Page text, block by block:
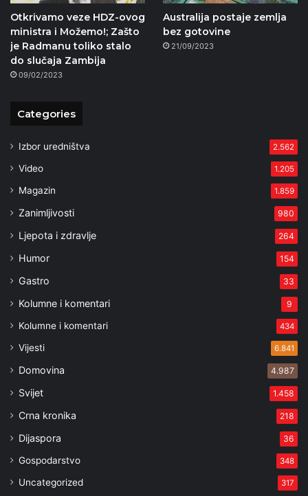
Otkrivamo veze HDZ-ovog
ministra i Možemo!; Zašto
je Radmanu toliko stalo
do slučaja Zambija
09/02/2023
Australija postaje zemlja
bez gotovine
21/09/2023
Categories
Izbor uredništva 2.562
Video 1.205
Magazin 1.859
Zanimljivosti 980
Ljepota i zdravlje 264
Humor 154
Gastro 33
Kolumne i komentari 9
Kolumne i komentari 434
Vijesti 6.841
Domovina 4.987
Svijet 1.458
Crna kronika 218
Dijaspora 36
Gospodarstvo 348
Uncategorized 317